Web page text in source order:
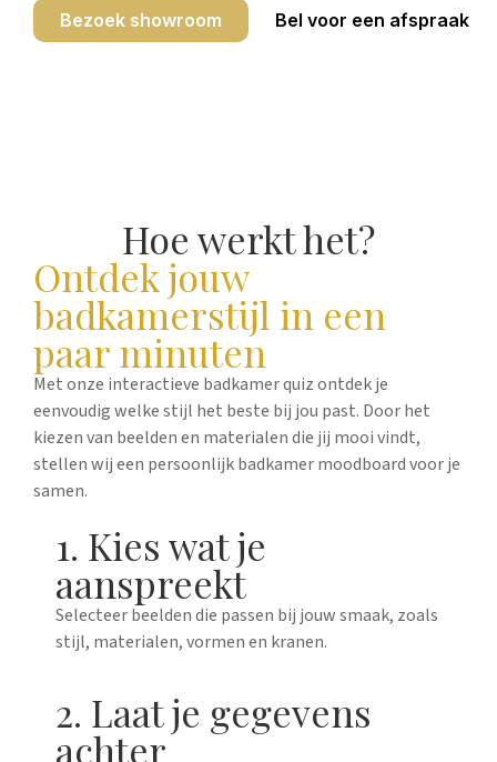
Bezoek showroom Bel voor een afspraak
Hoe werkt het?
Ontdek jouw
badkamerstijl in een
paar minuten
Met onze interactieve badkamer quiz ontdek je
eenvoudig welke stijl het beste bij jou past. Door het
kiezen van beelden en materialen die jij mooi vindt,
stellen wij een persoonlijk badkamer moodboard voor je
samen.
1. Kies wat je
aanspreekt
Selecteer beelden die passen bij jouw smaak, zoals
stijl, materialen, vormen en kranen.
2. Laat je gegevens
achter